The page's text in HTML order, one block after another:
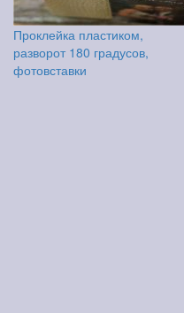
Проклейка пластиком,
разворот 180 градусов,
фотовставки